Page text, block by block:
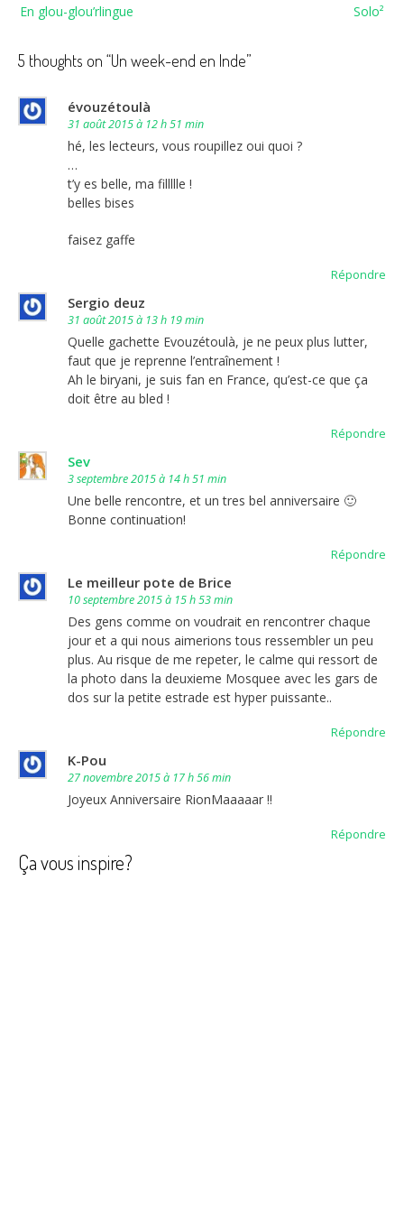
de
l’article
Solo²
En glou-glou’rlingue
5 thoughts on “Un week-end en Inde”
évouzétoulà
31 août 2015 à 12 h 51 min
hé, les lecteurs, vous roupillez oui quoi ?
…
t’y es belle, ma fillllle !
belles bises
faisez gaffe
Répondre
Sergio deuz
31 août 2015 à 13 h 19 min
Quelle gachette Evouzétoulà, je ne peux plus lutter,
faut que je reprenne l’entraînement !
Ah le biryani, je suis fan en France, qu’est-ce que ça
doit être au bled !
Répondre
Sev
3 septembre 2015 à 14 h 51 min
Une belle rencontre, et un tres bel anniversaire 🙂
Bonne continuation!
Répondre
Le meilleur pote de Brice
10 septembre 2015 à 15 h 53 min
Des gens comme on voudrait en rencontrer chaque
jour et a qui nous aimerions tous ressembler un peu
plus. Au risque de me repeter, le calme qui ressort de
la photo dans la deuxieme Mosquee avec les gars de
dos sur la petite estrade est hyper puissante..
Répondre
K-Pou
27 novembre 2015 à 17 h 56 min
Joyeux Anniversaire RionMaaaaar !!
Répondre
Ça vous inspire?